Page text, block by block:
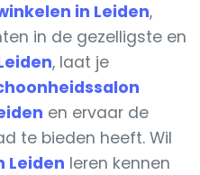
in Leiden,
in de gezelligste en
, laat je
en ervaar de
te bieden heeft. Wil
Leiden leren kennen